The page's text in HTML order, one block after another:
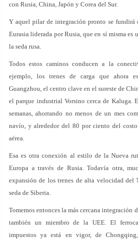
con Rusia, China, Japón y Corea del Sur.
Y aquel pilar de integración pronto se fundirá
Eurasia liderada por Rusia, que en sí misma es
la seda rusa.
Todos estos caminos conducen a la
ejemplo, los trenes de carga que ahora
Guangzhou, el centro clave en el sureste de
el parque industrial Vorsino cerca de Kaluga.
semanas, ahorrando no menos de un mes
navío, y alrededor del 80 por ciento del
aérea.
Esa es otra conexión al estilo de la Nueva
Europa a través de Rusia. Todavía otra,
expansión de los trenes de alta velocidad del
seda de Siberia.
Tomemos entonces la más cercana integración
también un miembro de la UEE. El
impuestos ya está en vigor, de